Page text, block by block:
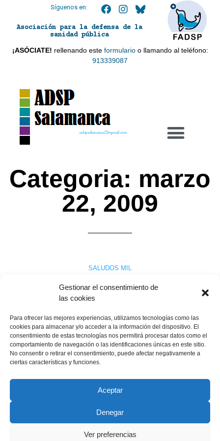
Gestionar el consentimiento de
las cookies
Para ofrecer las mejores experiencias, utilizamos tecnologías como las
cookies para almacenar y/o acceder a la información del dispositivo. El
consentimiento de estas tecnologías nos permitirá procesar datos como el
comportamiento de navegación o las identificaciones únicas en este sitio.
No consentir o retirar el consentimiento, puede afectar negativamente a
ciertas características y funciones.
Aceptar
Denegar
Ver preferencias
Síguenos en:
Asociación para la defensa de la
sanidad pública
¡ASÓCIATE! rellenando este formularioo llamando al teléfono:
913339087
adspsalamanca21@gmail.com
Categoria: marzo
22, 2009
SALUDOS MIL
La asistencia al final de la vida afecta al sistema sanitario, a los
profesionales y a todos los ciudadanos por razones obvias:
nadie escapa a la muerte. La Asociación para Defensa de la
Sanidad Pública contó con la presencia del doctor Júdez para
abrir el debate de la «muerte digna». Él nos ilustró sobre ….
Copyright © 2022 ADSP Salamanca. Todos los derechos